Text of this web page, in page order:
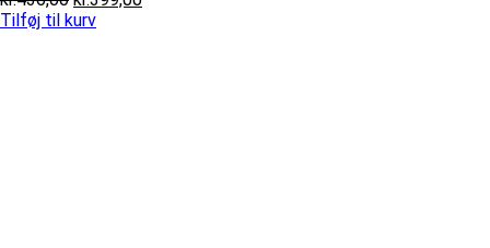
oprindelige
Tilføj til kurv